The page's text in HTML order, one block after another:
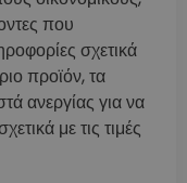
που
σχετικά
προϊόν, τα
ανεργίας για να
με τις τιμές